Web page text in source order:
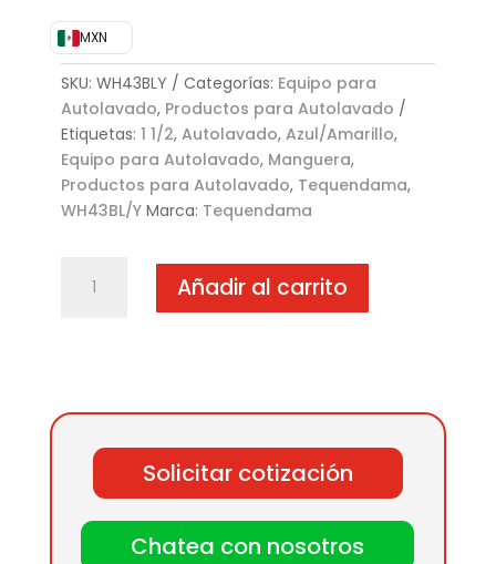
MXN
SKU: WH43BLY Categorías: Equipo para
Autolavado, Productos para Autolavado
Etiquetas: 1 1/2, Autolavado, Azul/Amarillo,
Equipo para Autolavado, Manguera,
Productos para Autolavado, Tequendama,
WH43BL/Y Marca: Tequendama
aspiradora
cantidad
Añadir al carrito
Solicitar cotización
Chatea con nosotros